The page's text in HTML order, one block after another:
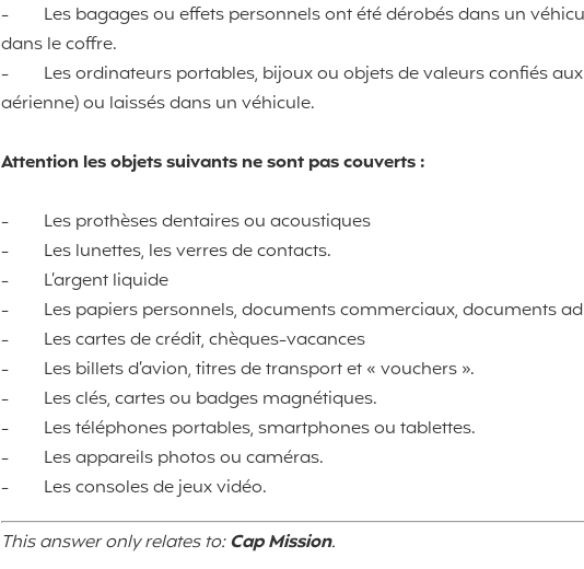
- Les bagages ou effets personnels ont été dérobés dans un
dans le coffre.
- Les ordinateurs portables, bijoux ou objets de valeurs confiés
aérienne) ou laissés dans un véhicule.
Attention les objets suivants ne sont pas couverts :
- Les prothèses dentaires ou acoustiques
- Les lunettes, les verres de contacts.
- L’argent liquide
- Les papiers personnels, documents commerciaux, documents
- Les cartes de crédit, chèques-vacances
- Les billets d’avion, titres de transport et « vouchers ».
- Les clés, cartes ou badges magnétiques.
- Les téléphones portables, smartphones ou tablettes.
- Les appareils photos ou caméras.
- Les consoles de jeux vidéo.
This answer only relates to:Cap Mission.